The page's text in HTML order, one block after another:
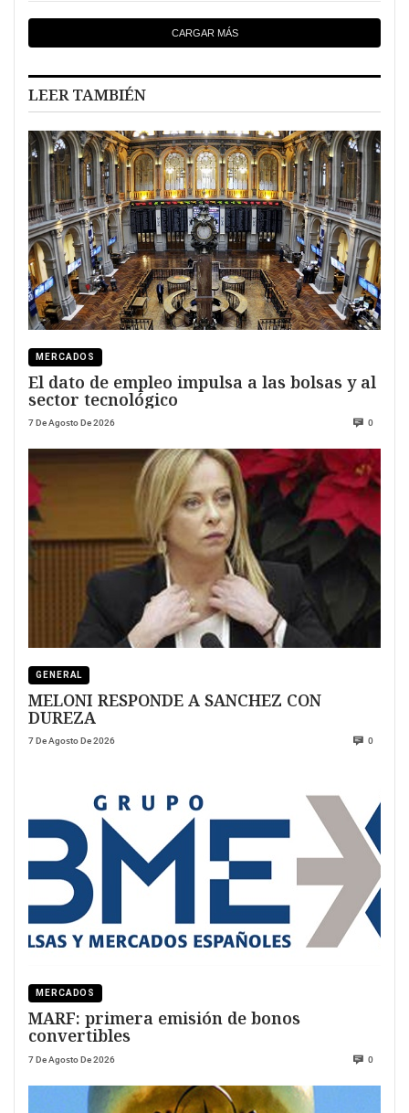
CARGAR MÁS
LEER TAMBIÉN
MERCADOS
El dato de empleo impulsa a las bolsas y al
sector tecnológico
7 De Agosto De 2026 0
GENERAL
MELONI RESPONDE A SANCHEZ CON
DUREZA
7 De Agosto De 2026 0
MERCADOS
MARF: primera emisión de bonos
convertibles
7 De Agosto De 2026 0